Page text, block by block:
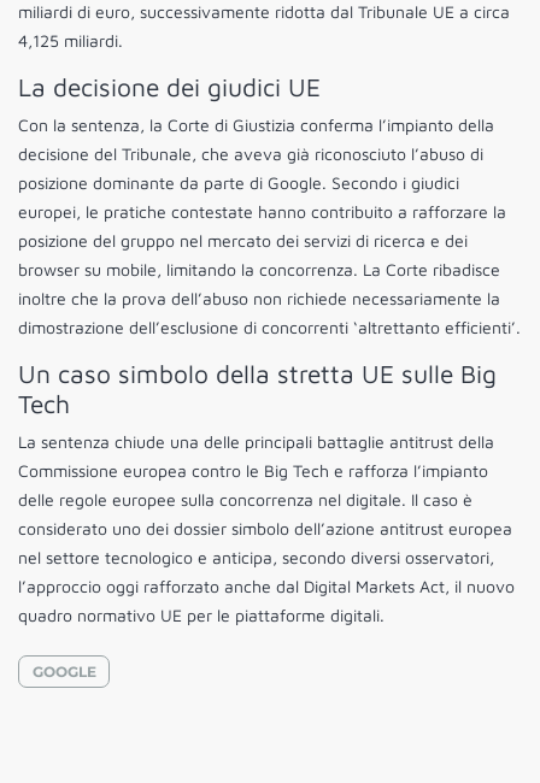
miliardi di euro, successivamente ridotta dal Tribunale UE a circa
4,125 miliardi.
La decisione dei giudici UE
Con la sentenza, la Corte di Giustizia conferma l’impianto della
decisione del Tribunale, che aveva già riconosciuto l’abuso di
posizione dominante da parte di Google. Secondo i giudici
europei, le pratiche contestate hanno contribuito a rafforzare la
posizione del gruppo nel mercato dei servizi di ricerca e dei
browser su mobile, limitando la concorrenza. La Corte ribadisce
inoltre che la prova dell’abuso non richiede necessariamente la
dimostrazione dell’esclusione di concorrenti ‘altrettanto efficienti’.
Un caso simbolo della stretta UE sulle Big
Tech
La sentenza chiude una delle principali battaglie antitrust della
Commissione europea contro le Big Tech e rafforza l’impianto
delle regole europee sulla concorrenza nel digitale. Il caso è
considerato uno dei dossier simbolo dell’azione antitrust europea
nel settore tecnologico e anticipa, secondo diversi osservatori,
l’approccio oggi rafforzato anche dal Digital Markets Act, il nuovo
quadro normativo UE per le piattaforme digitali.
GOOGLE